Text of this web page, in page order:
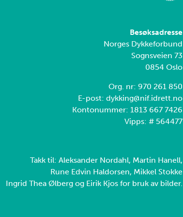
Besøksadresse
Norges Dykkeforbund
Sognsveien 73
0854 Oslo
Org. nr: 970 261 850
E-post: dykking@nif.idrett.no
Kontonummer: 1813 667 7426
Vipps: # 564477
Takk til: Aleksander Nordahl, Martin Hanell,
Rune Edvin Haldorsen, Mikkel Stokke
Ingrid Thea Ølberg og Eirik Kjos for bruk av bilder.